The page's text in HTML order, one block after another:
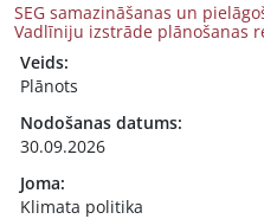
SEG samazināšanas un
Vadlīniju izstrāde plānošanas
Veids:
Plānots
Nodošanas datums:
30.09.2026
Joma:
Klimata politika